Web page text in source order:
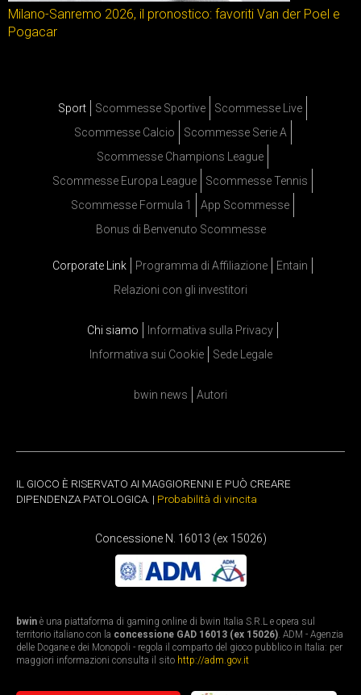
Milano-Sanremo 2026, il pronostico: favoriti Van der Poel e
Pogacar
Sport Scommesse Sportive
Scommesse Live
Scommesse Calcio
Scommesse Serie A
Scommesse Champions League
Scommesse Europa League
Scommesse Tennis
Scommesse Formula 1
App Scommesse
Bonus di Benvenuto Scommesse
Corporate Link Programma di Affiliazione
Entain
Relazioni con gli investitori
Chi siamo
Informativa sulla Privacy
Informativa sui Cookie
Sede Legale
bwin news Autori
IL GIOCO È RISERVATO AI MAGGIORENNI E PUÒ CREARE
DIPENDENZA PATOLOGICA. | Probabilità di vincita
Concessione N. 16013 (ex 15026)
bwin è una piattaforma di gaming online di bwin Italia S.R.L e opera sul
territorio italiano con la concessione GAD 16013 (ex 15026). ADM - Agenzia
delle Dogane e dei Monopoli - regola il comparto del gioco pubblico in Italia: per
maggiori informazioni consulta il sito http://adm.gov.it